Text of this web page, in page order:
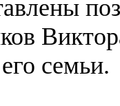
семьи.